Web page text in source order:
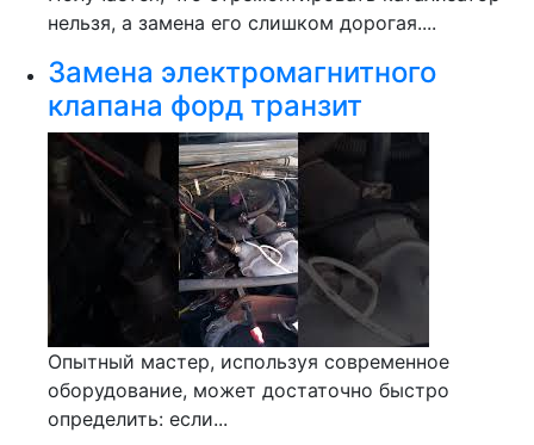
нельзя, а замена его слишком дорогая....
Замена электромагнитного
клапана форд транзит
Опытный мастер, используя современное
оборудование, может достаточно быстро
определить: если...